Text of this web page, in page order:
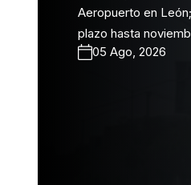
Aeropuerto en
plazo hasta
05 Ago, 2026